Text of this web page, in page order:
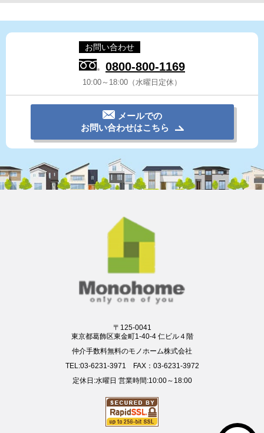
お問い合わせ
0800-800-1169
10:00～18:00（水曜日定休）
メールでの
お問い合わせはこちら
〒125-0041
東京都葛飾区東金町1-40-4 仁ビル４階
仲介手数料無料のモノホーム株式会社
TEL:03-6231-3971 FAX：03-6231-3972
定休日:水曜日 営業時間:10:00～18:00